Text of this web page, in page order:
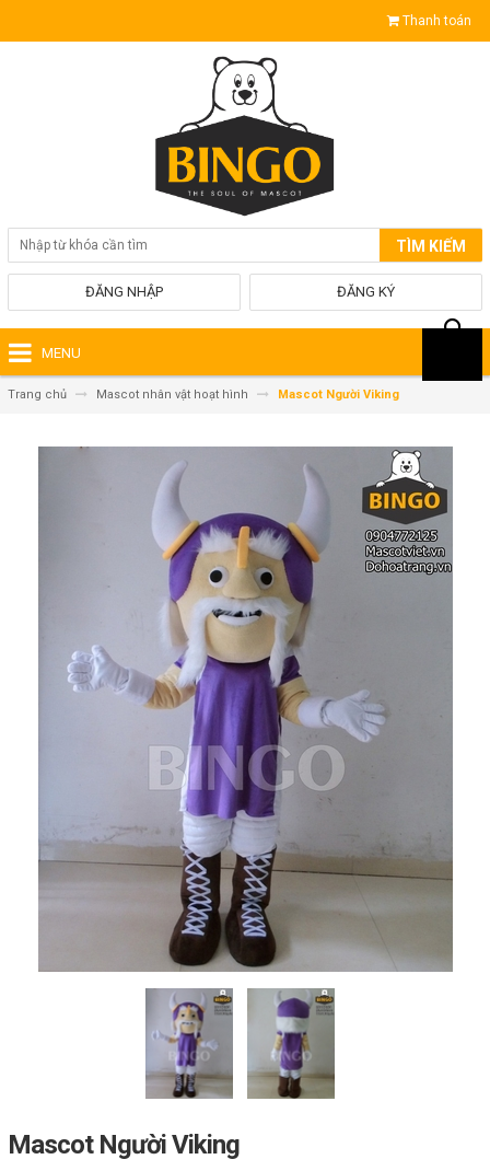
Thanh toán
TÌM KIẾM
ĐĂNG KÝ
ĐĂNG NHẬP
MENU
Trang chủ Mascot nhân vật hoạt hình Mascot Người Viking
Mascot Người Viking